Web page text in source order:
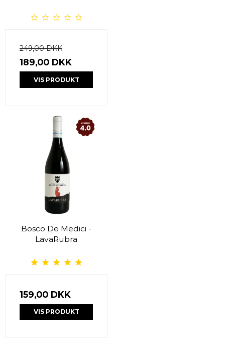
249,00 DKK
189,00 DKK
VIS PRODUKT
Bosco De Medici -
LavaRubra
159,00 DKK
VIS PRODUKT